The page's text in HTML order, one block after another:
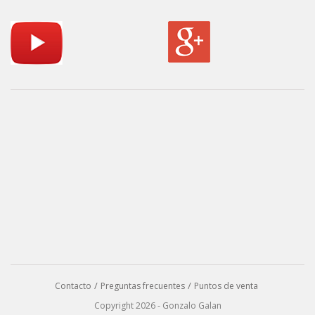
Contacto Preguntas frecuentes
Puntos de venta
Copyright 2026 - Gonzalo Galan